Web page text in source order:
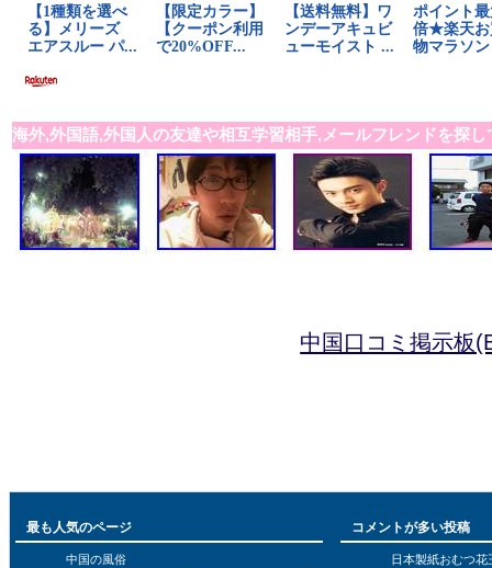
海外,外国語,外国人の友達や相互学習相手,メールフレンドを探し
中国口コミ掲示板
最も人気のページ
中国の風俗
コメントが多い投稿
日本製紙おむつ